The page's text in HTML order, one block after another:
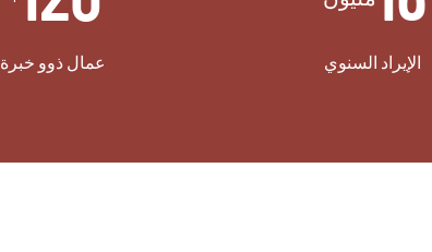
الإيراد السنوي عمال ذوو خبرة